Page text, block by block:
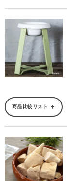
商品比較リスト